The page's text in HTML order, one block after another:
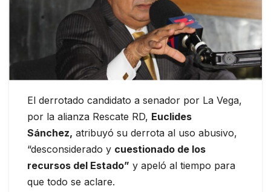
El derrotado candidato a senador por La Vega,
por la alianza Rescate RD, Euclides
Sánchez, atribuyó su derrota al uso abusivo,
“desconsiderado y cuestionado de los
recursos del Estado” y apeló al tiempo para
que todo se aclare.